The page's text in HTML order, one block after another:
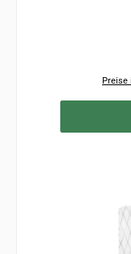
Preise